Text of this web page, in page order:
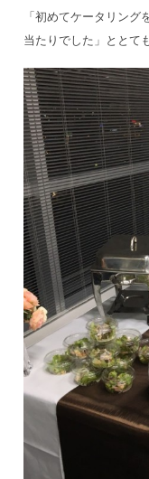
「初めてケータリング
当たりでした」ととて